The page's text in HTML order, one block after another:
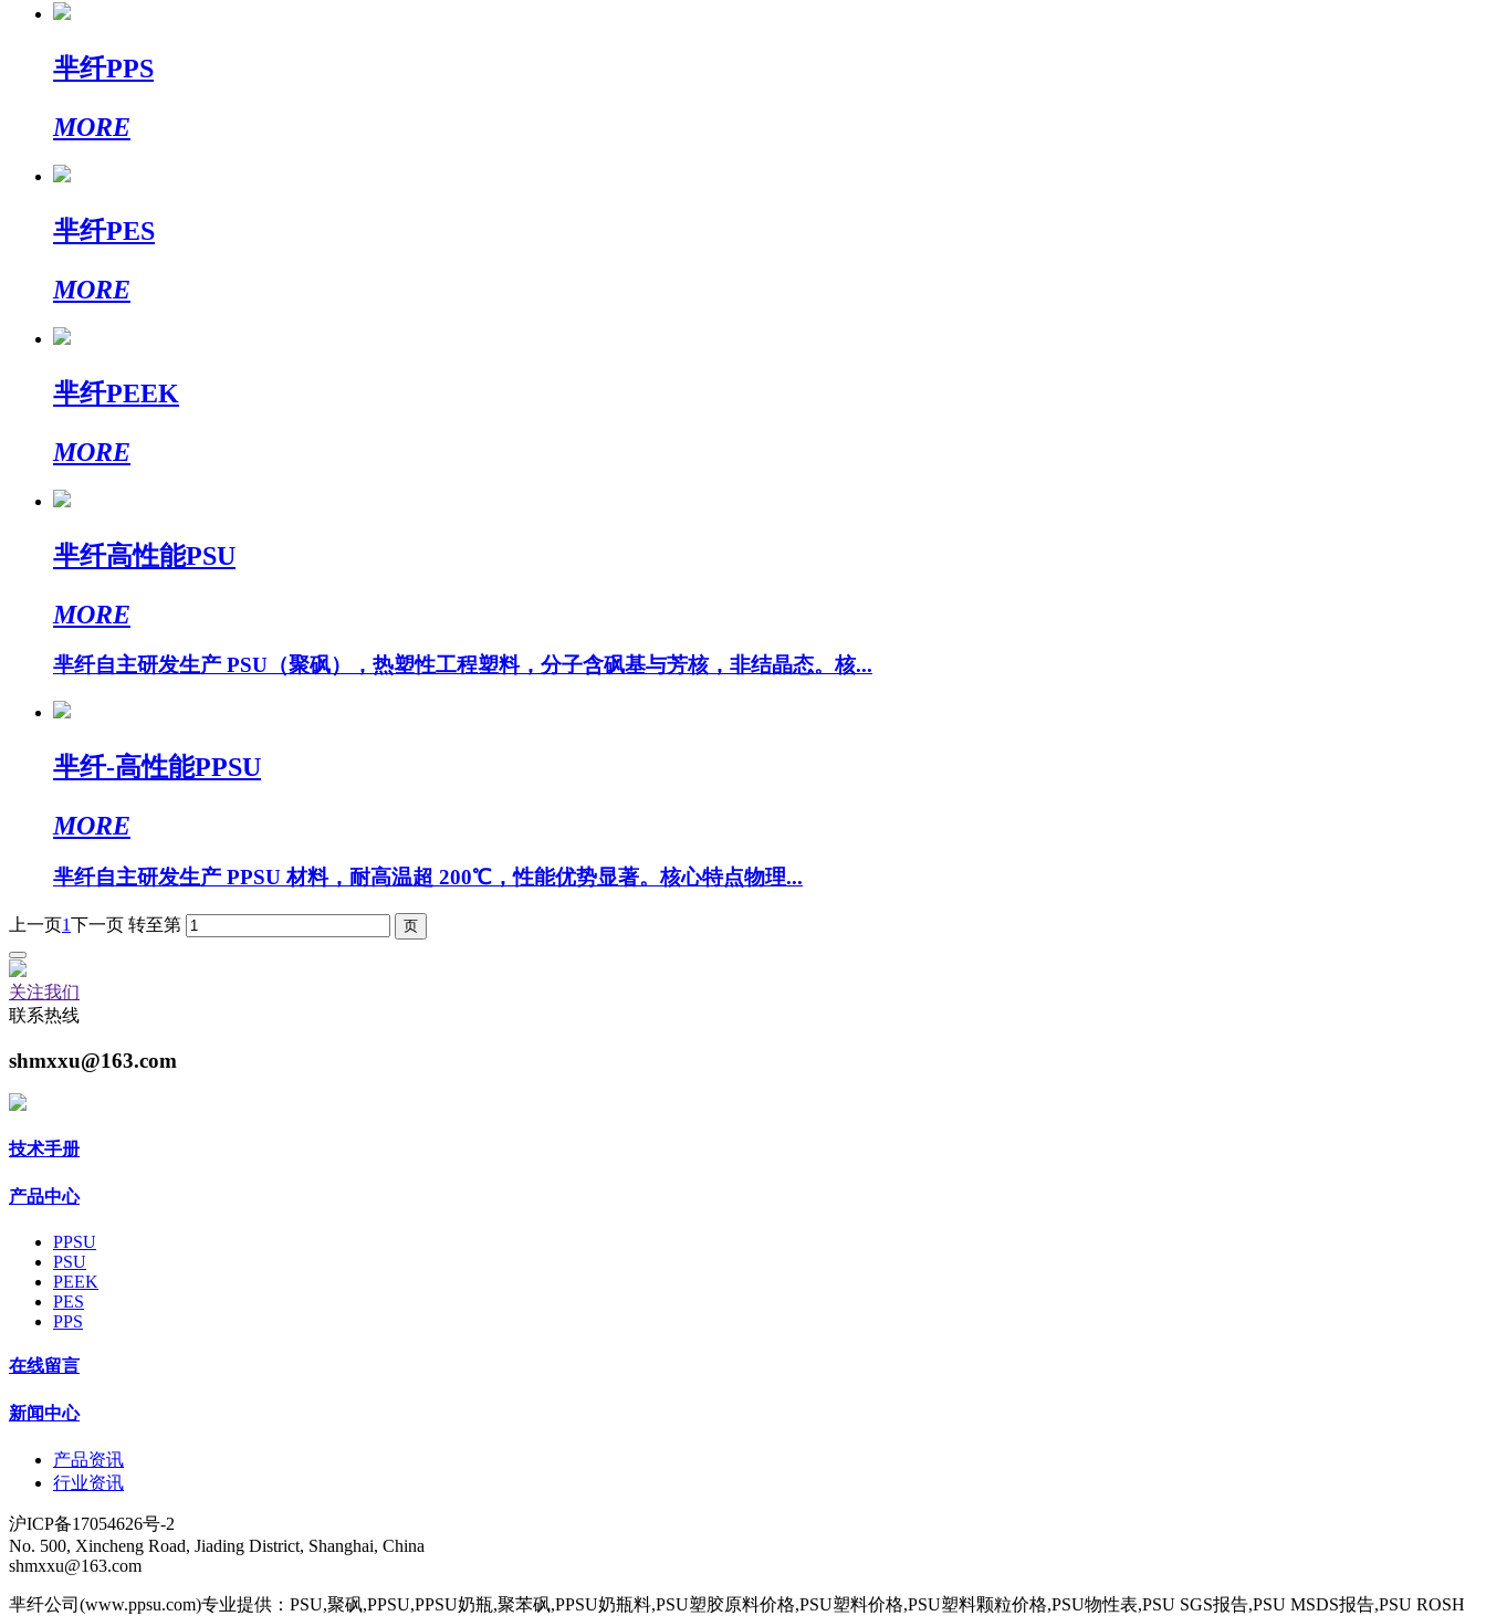
芈纤PPS
MORE
芈纤PES
MORE
芈纤PEEK
MORE
芈纤高性能PSU
MORE
芈纤自主研发生产 PSU（聚砜），热塑性工程塑料，分子含砜基与芳核，非结晶态。核...
芈纤-高性能PPSU
MORE
芈纤自主研发生产 PPSU 材料，耐高温超 200℃，性能优势显著。核心特点物理...
上一页1下一页 转至第
关注我们
联系热线
shmxxu@163.com
技术手册
产品中心
PPSU
PSU
PEEK
PES
PPS
在线留言
新闻中心
产品资讯
行业资讯
沪ICP备17054626号-2
No. 500, Xincheng Road, Jiading District, Shanghai, China
shmxxu@163.com
芈纤公司(www.ppsu.com)专业提供：PSU,聚砜,PPSU,PPSU奶瓶,聚苯砜,PPSU奶瓶料,PSU塑胶原料价格,PSU塑料价格,PSU塑料颗粒价格,PSU物性表,PSU SGS报告,PSU MSDS报告,PSU ROSH